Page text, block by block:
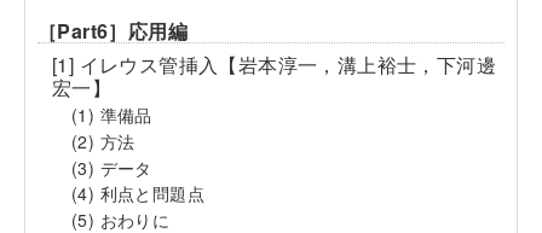
［Part6］応用編
[1] イレウス管挿入【岩本淳一，溝上裕士，下河邊
宏一】
(1) 準備品
(2) 方法
(3) データ
(4) 利点と問題点
(5) おわりに